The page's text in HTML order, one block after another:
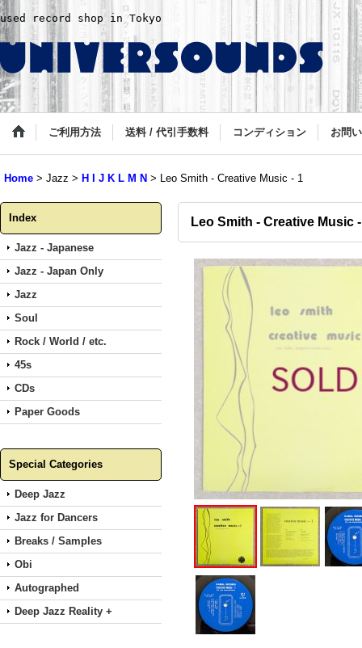
used record shop in Tokyo
ご利用方法 送料 / 代引手数料 コンディション お問
Home > Jazz > H I J K L M N > Leo Smith - Creative Music - 1
Index
Jazz - Japanese
Jazz - Japan Only
Jazz
Soul
Rock / World / etc.
45s
CDs
Paper Goods
Special Categories
Deep Jazz
Jazz for Dancers
Breaks / Samples
Obi
Autographed
Deep Jazz Reality +
Leo Smith - Creative Music